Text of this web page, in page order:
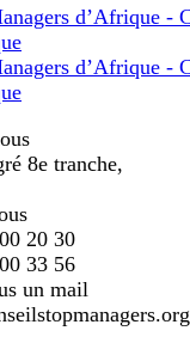
8e tranche,
20 30
33 56
un mail